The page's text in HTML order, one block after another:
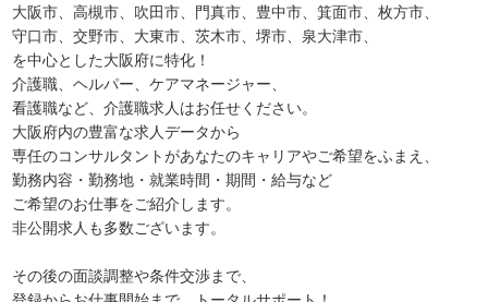
大阪市、高槻市、吹田市、門真市、豊中市、箕面市、枚方市、
守口市、交野市、大東市、茨木市、堺市、泉大津市、
を中心とした大阪府に特化！
介護職、ヘルパー、ケアマネージャー、
看護職など、介護職求人はお任せください。
大阪府内の豊富な求人データから
専任のコンサルタントがあなたのキャリアやご希望をふまえ、
勤務内容・勤務地・就業時間・期間・給与など
ご希望のお仕事をご紹介します。
非公開求人も多数ございます。
その後の面談調整や条件交渉まで、